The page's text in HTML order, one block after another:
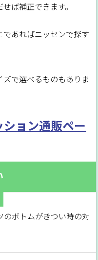
ば補正できます。
あればニッセンで探す
で選べるものもありま
ション通販ペー
ボトムがきつい時の対